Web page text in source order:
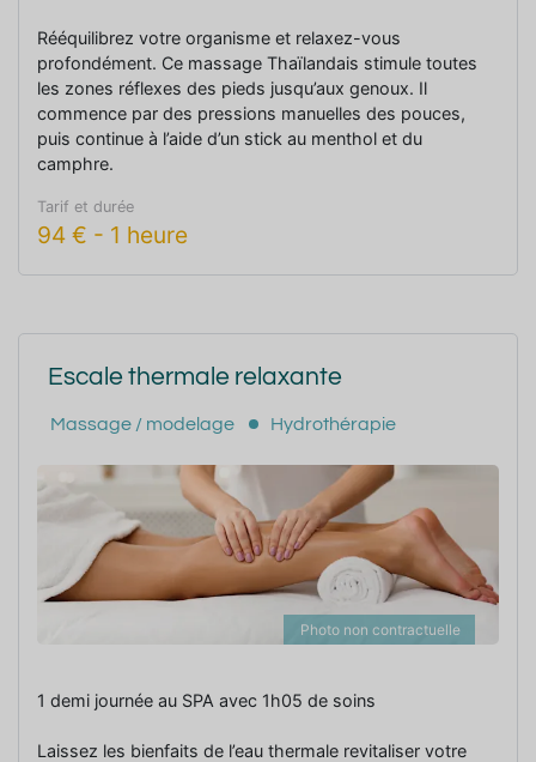
Rééquilibrez votre organisme et relaxez-vous
profondément. Ce massage Thaïlandais stimule toutes
les zones réflexes des pieds jusqu’aux genoux. Il
commence par des pressions manuelles des pouces,
puis continue à l’aide d’un stick au menthol et du
camphre.
Tarif et durée
94 € - 1 heure
Escale thermale relaxante
Massage / modelage Hydrothérapie
Photo non contractuelle
1 demi journée au SPA avec 1h05 de soins
Laissez les bienfaits de l’eau thermale revitaliser votre